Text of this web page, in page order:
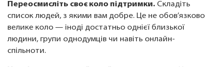
Переосмисліть своє коло підтримки. Складіть
список людей, з якими вам добре. Це не обов’язково
велике коло — іноді достатньо однієї близької
людини, групи однодумців чи навіть онлайн-
спільноти.